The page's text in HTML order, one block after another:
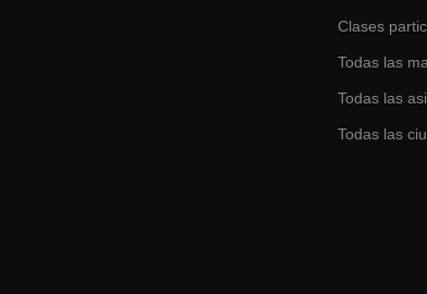
Clases
Todas las
Todas las
Todas las